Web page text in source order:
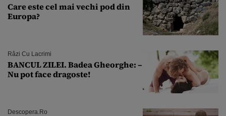
Care este cel mai vechi pod din
Europa?
Râzi Cu Lacrimi
BANCUL ZILEI. Badea Gheorghe: –
Nu pot face dragoste!
Descopera.ro